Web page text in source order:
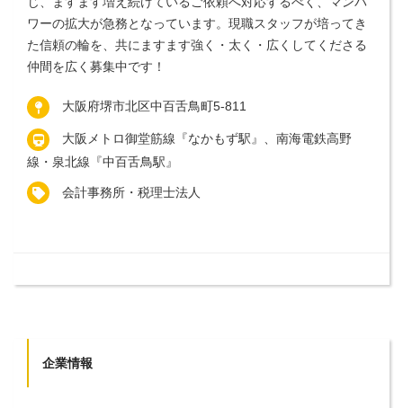
ワーの拡大が急務となっています。現職スタッフが培ってき
た信頼の輪を、共にますます強く・太く・広くしてくださる
仲間を広く募集中です！
大阪府堺市北区中百舌鳥町5-811
大阪メトロ御堂筋線『なかもず駅』、南海電鉄高野
線・泉北線『中百舌鳥駅』
会計事務所・税理士法人
企業情報